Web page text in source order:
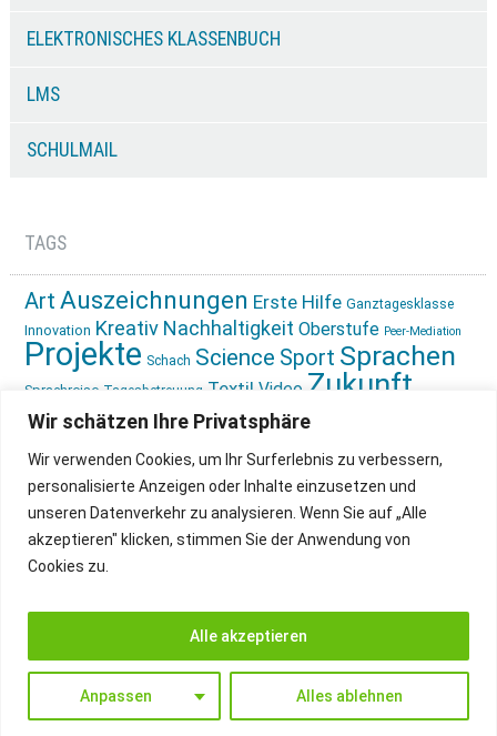
Wir schätzen Ihre Privatsphäre
Wir verwenden Cookies, um Ihr Surferlebnis zu verbessern,
personalisierte Anzeigen oder Inhalte einzusetzen und
unseren Datenverkehr zu analysieren. Wenn Sie auf „Alle
akzeptieren" klicken, stimmen Sie der Anwendung von
Cookies zu.
Anpassen Alles ablehnen
Alle akzeptieren
ELEKTRONISCHES KLASSENBUCH
LMS
SCHULMAIL
TAGS
Art Auszeichnungen Erste Hilfe Ganztagesklasse
Innovation Kreativ Nachhaltigkeit Oberstufe Peer-Mediation
Projekte Schach Science Sport Sprachen
Sprachreise Tagesbetreuung Textil Video Zukunft
gestalten Ökologie
IMPRESSUM